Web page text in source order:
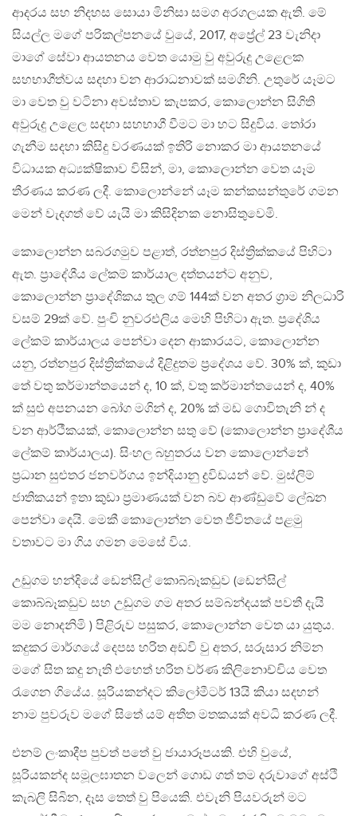
ආදරය සහ නිදහස සොයා මිනිසා සමග අරගලයක ඇති. මේ
සියල්ල මගේ පරිකල්පනයේ වුයේ, 2017, අප්‍රේල් 23 වැනිදා
මාගේ සේවා ආයතනය වෙත යොමු වු අවුරුදු උළෙලක
සහභාගීත්වය සදහා වන ආරාධනාවක් සමගිනි. උතුරේ යෑමට
මා වෙත වු වටිනා අවස්තාව කැපකර, කොලොන්න සිගිති
අවුරුදු උළෙල සදහා සහභාගී වීමට මා හට සිදුවිය. තෝරා
ගැනීම සදහා කිසිදු වරණයක් ඉතිරි නොකර මා ආයතනයේ
විධායක අධ්‍යක්ෂිකාව විසින්, මා, කොලොන්න වෙත යෑම
තීරණය කරණ ලදී. කොලොන්නේ යෑම කන්කසන්තුරේ ගමන
මෙන් වැදගත් වේ යැයි මා කිසිදිනක නොසිතුවෙමි.
කොලොන්න සබරගමුව පළාත්, රත්නපුර දිස්ත්‍රික්කයේ පිහිටා
ඇත. ප්‍රාදේශීය ලේකම් කාර්යාල දත්තයන්ට අනුව,
කොලොන්න ප්‍රාදේශිකය තුල ගම් 144ක් වන අතර ග්‍රාම නිලධාරි
වසම් 29ක් වේ. පුංචි නුවරඑලිය මෙහි පිහිටා ඇත. ප්‍රදේශිය
ලේකම් කාර්යාලය පෙන්වා දෙන ආකාරයට, කොලොන්න
යනු, රත්නපුර දිස්ත්‍රික්කයේ දිළිදුතම ප්‍රදේශය වේ. 30% ක්, කුඩා
තේ වතු කර්මාන්තයෙන් ද, 10 ක්, වතු කර්මාන්තයෙන් ද, 40%
ක් සුළු අපනයන බෝග මගින් ද, 20% ක් මඩ ගොවිතැනි න් ද
වන ආර්ථීකයක්, කොලොන්න සතු වේ (කොලොන්න ප්‍රාදේශීය
ලේකම් කාර්යාලය). සිංහල බහුතරය වන කොලොන්නේ
ප්‍රධාන සුළුතර ජනවර්ගය ඉන්දියානු ද්‍රවිඩයන් වේ. මුස්ලිම්
ජාතිකයන් ඉතා කුඩා ප්‍රමාණයක් වන බව ආණ්ඩුවේ ලේඛන
පෙන්වා දෙයි. මෙකී කොලොන්න වෙත ජීවිතයේ පළමු
වතාවට මා ගිය ගමන මෙසේ විය.
උඩුගම හන්දියේ ඩෙන්සිල් කොබ්බෑකඩුව (ඩෙන්සිල්
කොබ්බෑකඩුව සහ උඩුගම ගම අතර සම්බන්දයක් පවතී දැයි
මම නොදනිමි ) පිළිරුව පසුකර, කොලොන්න වෙත යා යුතුය.
කදුකර මාර්ගයේ දෙපස හරිත අඩවි වු අතර, සරුසාර නිම්න
මගේ සිත කදු නැති එහෙත් හරිත වර්ණ කිලිනොච්චිය වෙත
රැගෙන ගියේය. සූරියකන්දට කිලෝමීටර් 13යි කියා සදහන්
නාම පුවරුව මගේ සිතේ යම් අතීත මතකයක් අවධි කරණ ලදී.
එනම් ලංකාදීප පුවත් පතේ වු ජායාරූපයකි. එහි වුයේ,
සූරියකන්ද සමූලඝාතන වලෙන් ගොඩ ගත් තම දරුවාගේ අස්ථි
කැබලි සිබින, දෑස තෙත් වු පියෙකි. එවැනි පියවරුන් මට